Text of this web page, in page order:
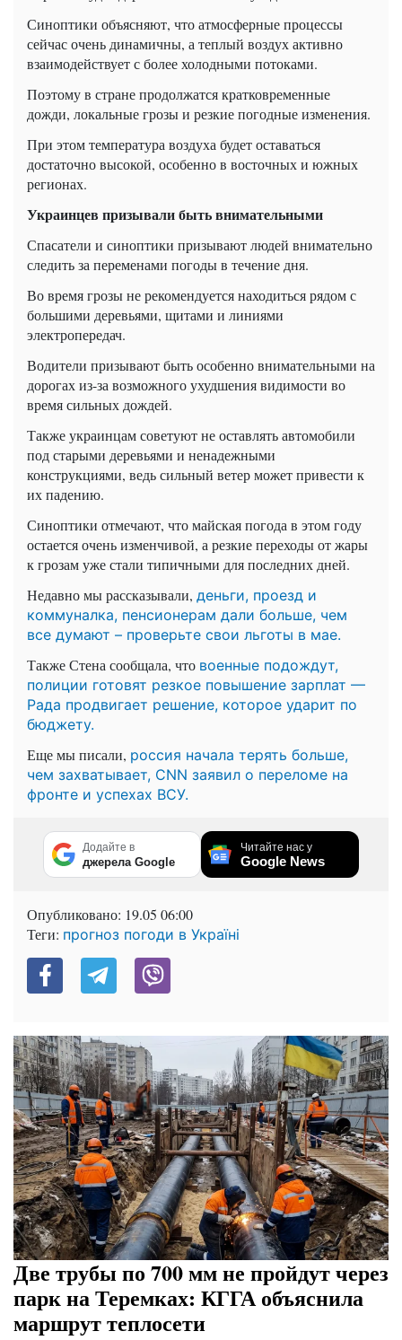
Синоптики объясняют, что атмосферные процессы
сейчас очень динамичны, а теплый воздух активно
взаимодействует с более холодными потоками.
Поэтому в стране продолжатся кратковременные
дожди, локальные грозы и резкие погодные изменения.
При этом температура воздуха будет оставаться
достаточно высокой, особенно в восточных и южных
регионах.
Украинцев призывали быть внимательными
Спасатели и синоптики призывают людей внимательно
следить за переменами погоды в течение дня.
Во время грозы не рекомендуется находиться рядом с
большими деревьями, щитами и линиями
электропередач.
Водители призывают быть особенно внимательными на
дорогах из-за возможного ухудшения видимости во
время сильных дождей.
Также украинцам советуют не оставлять автомобили
под старыми деревьями и ненадежными
конструкциями, ведь сильный ветер может привести к
их падению.
Синоптики отмечают, что майская погода в этом году
остается очень изменчивой, а резкие переходы от жары
к грозам уже стали типичными для последних дней.
Недавно мы рассказывали, деньги, проезд и
коммуналка, пенсионерам дали больше, чем
все думают – проверьте свои льготы в мае.
Также Стена сообщала, что военные подождут,
полиции готовят резкое повышение зарплат —
Рада продвигает решение, которое ударит по
бюджету.
Еще мы писали, россия начала терять больше,
чем захватывает, CNN заявил о переломе на
фронте и успехах ВСУ.
Додайте в
джерела Google
Читайте нас у
Google News
Опубликовано: 19.05 06:00
Теги: прогноз погоди в Україні
Две трубы по 700 мм не пройдут через
парк на Теремках: КГГА объяснила
маршрут теплосети